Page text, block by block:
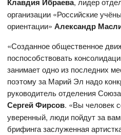
организации «Российские
ориентации»Александр
«Созданное общественное
поспособствовать
занимает одно из последних
поэтому за Марий Эл надо
руководитель отделения
Сергей Фирсов. «Вы человек
уверенный, люди пойдут за
брифинга заслуженная